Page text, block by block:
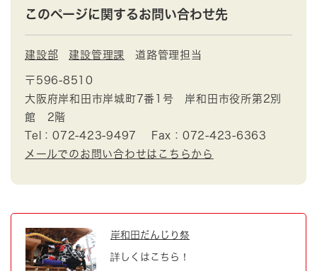
このページに関するお問い合わせ先
建設部 建設管理課 道路管理担当
〒596-8510
大阪府岸和田市岸城町7番1号 岸和田市役所第2別
館 2階
Tel：072-423-9497
Fax：072-423-6363
メールでのお問い合わせはこちらから
岸和田だんじり祭
詳しくはこちら！